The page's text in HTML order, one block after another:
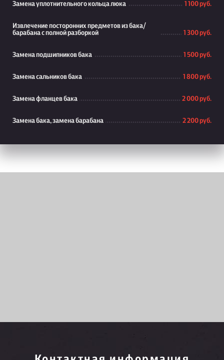
Замена уплотнительного кольца люка 1 100 руб.
Извлечение посторонних предметов из бака/
барабана с полной разборкой
1 300 руб.
Замена подшипников бака 1 500 руб.
Замена сальников бака 1 800 руб.
Замена фланцев бака 2 000 руб.
Замена бака, замена барабана 2 200 руб.